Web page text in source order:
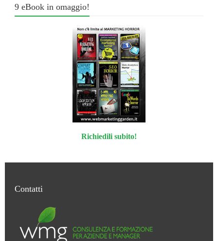
9 eBook in omaggio!
Richiedili subito!
Contatti